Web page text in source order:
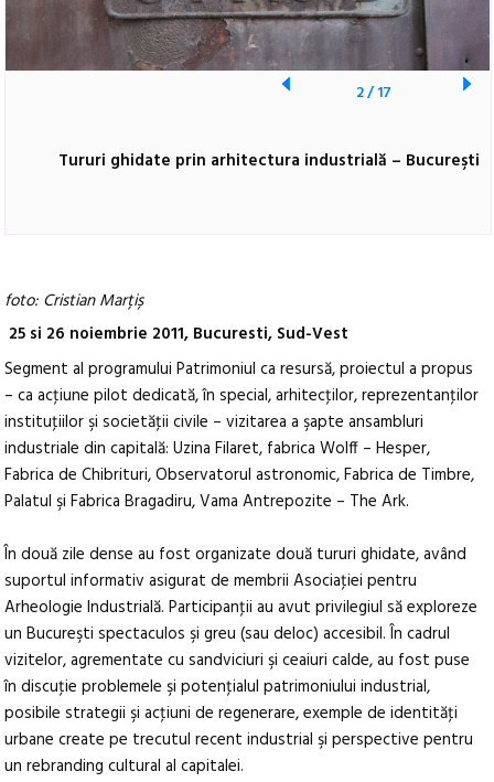
Tururi ghidate prin arhitectura industrială – Bucureşti
2/17
foto: Cristian Marțiș
25 si 26 noiembrie 2011, Bucuresti, Sud-Vest
Segment al programului Patrimoniul ca resursă, proiectul a propus
– ca acţiune pilot dedicată, în special, arhitecţilor, reprezentanţilor
instituţiilor şi societăţii civile – vizitarea a şapte ansambluri
industriale din capitală: Uzina Filaret, fabrica Wolff – Hesper,
Fabrica de Chibrituri, Observatorul astronomic, Fabrica de Timbre,
Palatul şi Fabrica Bragadiru, Vama Antrepozite – The Ark.
În două zile dense au fost organizate două tururi ghidate, având
suportul informativ asigurat de membrii Asociaţiei pentru
Arheologie Industrială. Participanţii au avut privilegiul să exploreze
un Bucureşti spectaculos şi greu (sau deloc) accesibil. În cadrul
vizitelor, agrementate cu sandviciuri şi ceaiuri calde, au fost puse
în discuţie problemele şi potenţialul patrimoniului industrial,
posibile strategii şi acţiuni de regenerare, exemple de identităţi
urbane create pe trecutul recent industrial şi perspective pentru
un rebranding cultural al capitalei.